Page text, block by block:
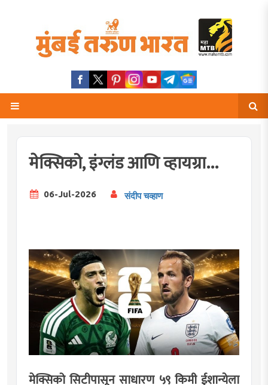
मेक्सिको, इंग्लंड आणि व्हायग्रा...
06-Jul-2026 संदीप चव्हाण
मेक्सिको सिटीपासून साधारण ५९ किमी ईशान्येला